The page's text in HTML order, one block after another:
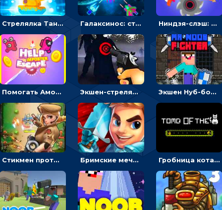
Стрелялка Танковые войны: бить по танку врага, чтобы уничтожить зло Галаксинос: стрелялка в космосе по врагам Ниндзя-слэш: запускай оружие по целям и становись мастером сюрикенов
Помогать Амонг Ас бежать из комнаты через преграды - приключения Экшен-стрелялка по зомби: целиться и попадать в бегущих монстров Экшен Нуб-боец: прыгать через препятствия или бить врагов мечом
Стикмен против Зомби: стрелять в зомби и развивать воина Бримские мечи: бежать через преграды, бить врагов и собирать монеты Гробница кота: искать выход в лабиринте, собирая золото